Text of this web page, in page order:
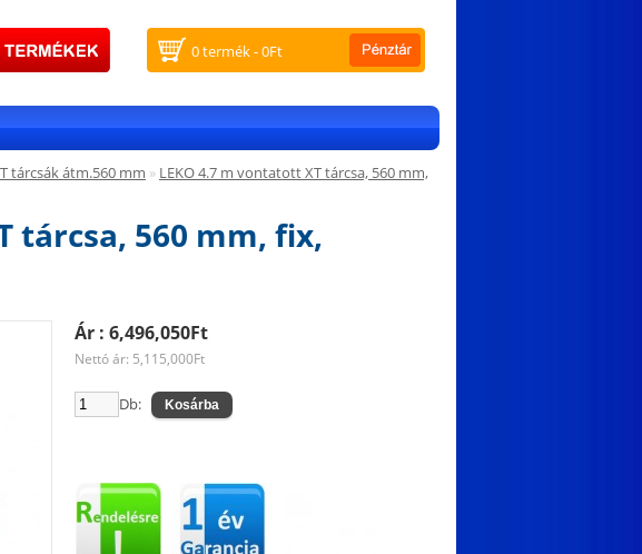
0 termék - 0Ft
tárcsák átm.560 mm » LEKO 4.7 m vontatott XT tárcsa, 560 mm,
tárcsa, 560 mm, fix,
Ár : 6,496,050Ft
Nettó ár: 5,115,000Ft
Db: